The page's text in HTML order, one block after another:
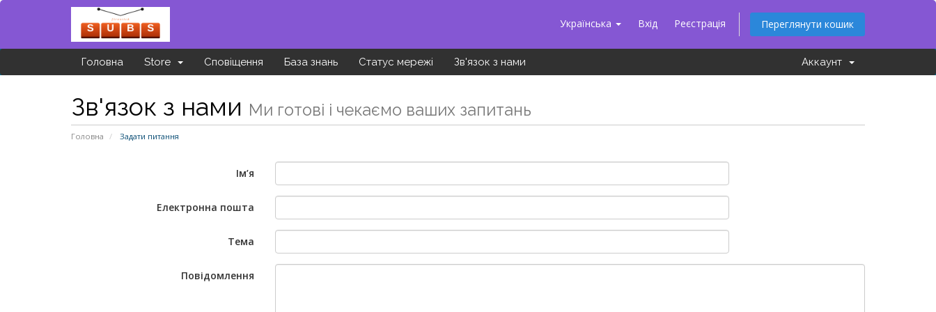
Українська Вхід Реєстрація Переглянути кошик
Головна Store Сповіщення База знань Статус мережі Зв'язок з нами Аккаунт
Зв'язок з нами Ми готові і чекаємо ваших запитань
Головна Задати питання
Ім’я
Електронна пошта
Тема
Повідомлення